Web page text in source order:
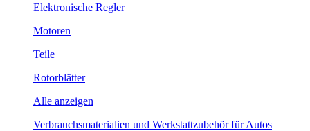
Elektronische Regler
Motoren
Teile
Rotorblätter
Alle anzeigen
Verbrauchsmaterialien und Werkstattzubehör für Autos